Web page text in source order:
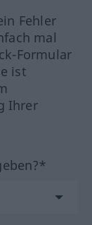
Fehler
mal
Formular
ist
Ihrer